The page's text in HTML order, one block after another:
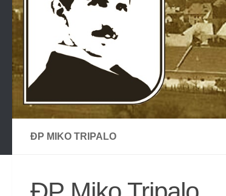
ĐP MIKO TRIPALO